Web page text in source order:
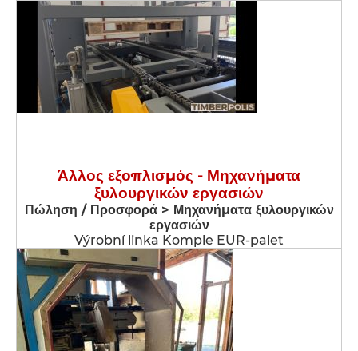
Άλλος εξοπλισμός - Μηχανήματα
ξυλουργικών εργασιών
Πώληση / Προσφορά > Μηχανήματα ξυλουργικών
εργασιών
Výrobní linka Komple EUR-palet